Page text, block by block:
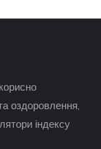
оздоровлення,
індексу